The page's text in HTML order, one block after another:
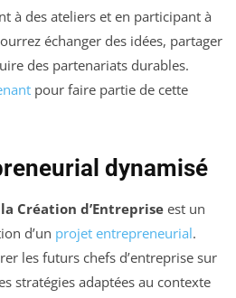
à des ateliers et en participant à
échanger des idées, partager
des partenariats durables.
pour faire partie de cette
dynamisé
Création d’Entreprise est un
d’un projet entrepreneurial.
les futurs chefs d’entreprise sur
stratégies adaptées au contexte